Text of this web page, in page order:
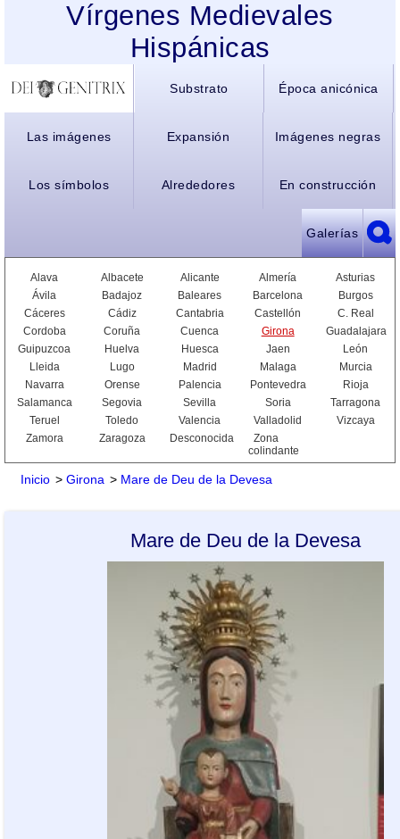
Vírgenes Medievales
Hispánicas
Substrato Época anicónica
Las imágenes Expansión Imágenes negras
Los símbolos Alrededores En construcción
Galerías
Alava Albacete Alicante Almería
Asturias
Ávila
Badajoz Baleares Barcelona
Burgos
Cáceres
Cádiz Cantabria Castellón
C. Real
Cordoba
Coruña Cuenca Girona
Guadalajara
Guipuzcoa
Huelva Huesca Jaen
León
Lleida
Lugo Madrid Malaga
Murcia
Navarra
Orense Palencia Pontevedra
Rioja
Salamanca
Segovia Sevilla Soria
Tarragona
Teruel
Toledo Valencia Valladolid
Vizcaya
Zamora
Zaragoza Desconocida
Zona
colindante
Inicio > Girona > Mare de Deu de la Devesa
Mare de Deu de la Devesa